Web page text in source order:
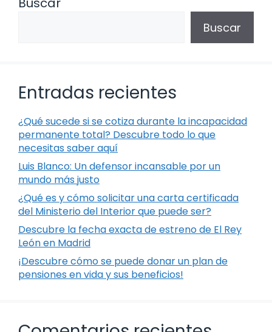
Buscar
Entradas recientes
¿Qué sucede si se cotiza durante la incapacidad
permanente total? Descubre todo lo que
necesitas saber aquí
Luis Blanco: Un defensor incansable por un
mundo más justo
¿Qué es y cómo solicitar una carta certificada
del Ministerio del Interior que puede ser?
Descubre la fecha exacta de estreno de El Rey
León en Madrid
¡Descubre cómo se puede donar un plan de
pensiones en vida y sus beneficios!